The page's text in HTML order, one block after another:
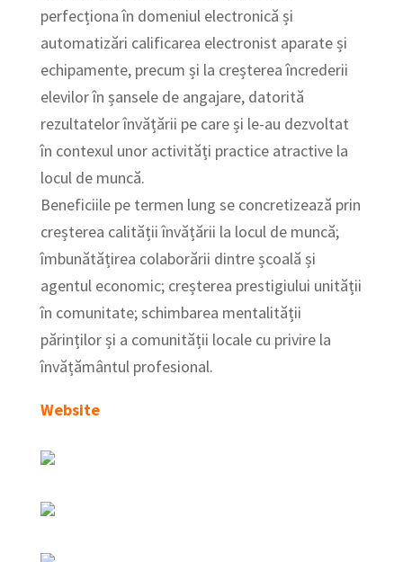
perfecționa în domeniul electronică și
automatizări calificarea electronist aparate și
echipamente, precum și la creșterea încrederii
elevilor în șansele de angajare, datorită
rezultatelor învățării pe care și le-au dezvoltat
în contexul unor activități practice atractive la
locul de muncă.
Beneficiile pe termen lung se concretizează prin
creșterea calității învățării la locul de muncă;
îmbunătățirea colaborării dintre școală și
agentul economic; creșterea prestigiului unității
în comunitate; schimbarea mentalității
părinților și a comunității locale cu privire la
învățământul profesional.
Website